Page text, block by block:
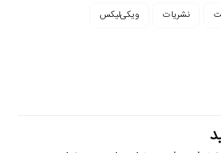
نشریات ویکی‌لیکس